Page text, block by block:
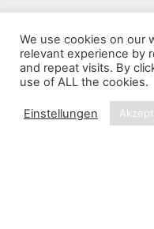
VORHERIGER BEITRAG
The Chaining Loops
We use cookies on our
relevant experience by
and repeat visits. By
use of ALL the cookies.
Einstellungen